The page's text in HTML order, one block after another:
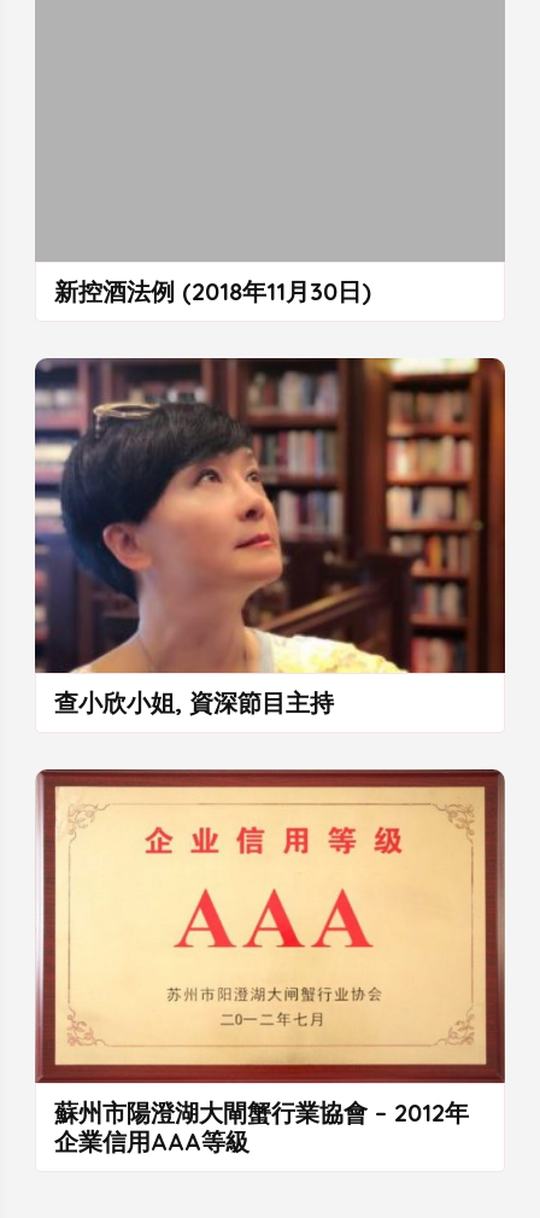
新控酒法例 (2018年11月30日)
查小欣小姐, 資深節目主持
蘇州市陽澄湖大閘蟹行業協會 – 2012年
企業信用AAA等級